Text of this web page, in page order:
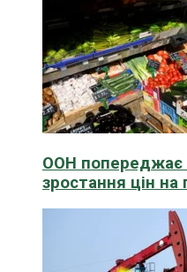
ООН попереджає
зростання цін на